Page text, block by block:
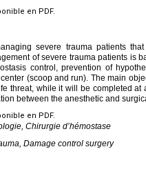
en PDF.
severe trauma patients
of severe trauma patients is
control, prevention of
(scoop and run). The main
threat, while it will be completed at
between the anesthetic and
en PDF.
Chirurgie d’hémostase
Damage control surgery